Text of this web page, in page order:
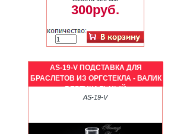
300руб.
AS-19-V ПОДСТАВКА ДЛЯ
БРАСЛЕТОВ ИЗ ОРГСТЕКЛА - ВАЛИК
ВЕРТИКАЛЬНЫЙ
AS-19-V